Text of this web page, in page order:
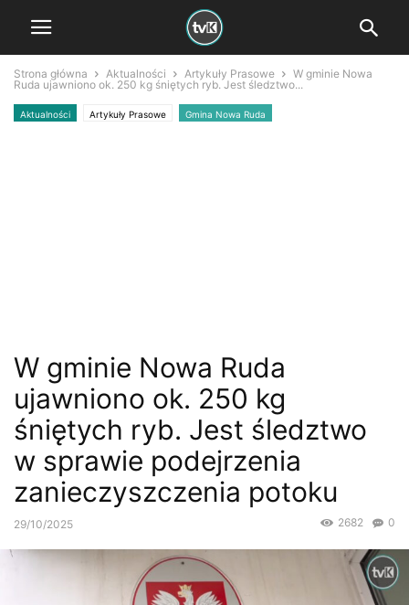
Strona główna Aktualności Artykuły Prasowe
W gminie Nowa
Ruda ujawniono ok. 250 kg śniętych ryb. Jest śledztwo...
Aktualności Artykuły Prasowe Gmina Nowa Ruda
W gminie Nowa Ruda
ujawniono ok. 250 kg
śniętych ryb. Jest śledztwo
w sprawie podejrzenia
zanieczyszczenia potoku
29/10/2025 0
2682